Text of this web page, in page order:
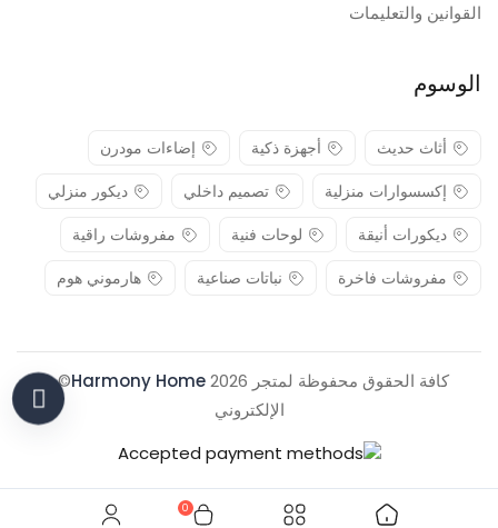
0
القوانين والتعليمات
الوسوم
أثاث حديث أجهزة ذكية
إضاءات مودرن
إكسسوارات منزلية
تصميم داخلي
ديكور منزلي
ديكورات أنيقة
لوحات فنية
مفروشات راقية
مفروشات فاخرة
نباتات صناعية هارموني هوم
كافة الحقوق محفوظة لمتجر 2026 Harmony Home
© .
الإلكتروني